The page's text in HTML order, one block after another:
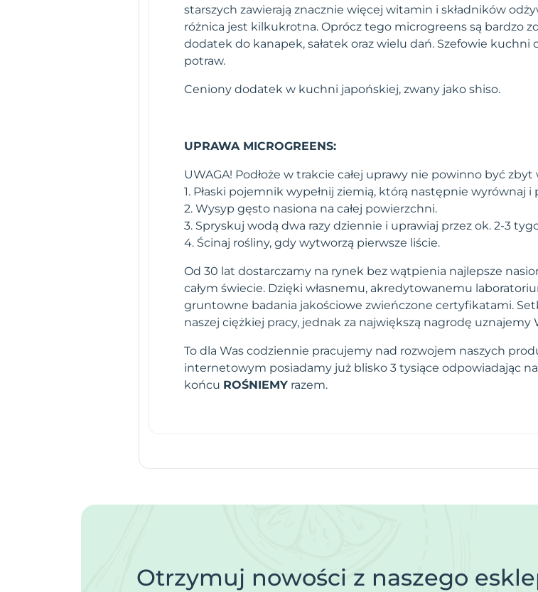
starszych zawierają znacznie więcej witamin i składników
różnica jest kilkukrotna. Oprócz tego microgreens są bardzo
dodatek do kanapek, sałatek oraz wielu dań. Szefowie
potraw.
Ceniony dodatek w kuchni japońskiej, zwany jako shiso.
UPRAWA MICROGREENS:
UWAGA! Podłoże w trakcie całej uprawy nie powinno być
1. Płaski pojemnik wypełnij ziemią, którą następnie wyrównaj i
2. Wysyp gęsto nasiona na całej powierzchni.
3. Spryskuj wodą dwa razy dziennie i uprawiaj przez ok. 2-3
4. Ścinaj rośliny, gdy wytworzą pierwsze liście.
Od 30 lat dostarczamy na rynek bez wątpienia najlepsze
całym świecie. Dzięki własnemu, akredytowanemu
gruntowne badania jakościowe zwieńczone certyfikatami.
naszej ciężkiej pracy, jednak za największą nagrodę
To dla Was codziennie pracujemy nad rozwojem naszych
internetowym posiadamy już blisko 3 tysiące odpowiadając
końcu ROŚNIEMY razem.
Otrzymuj nowości z naszego